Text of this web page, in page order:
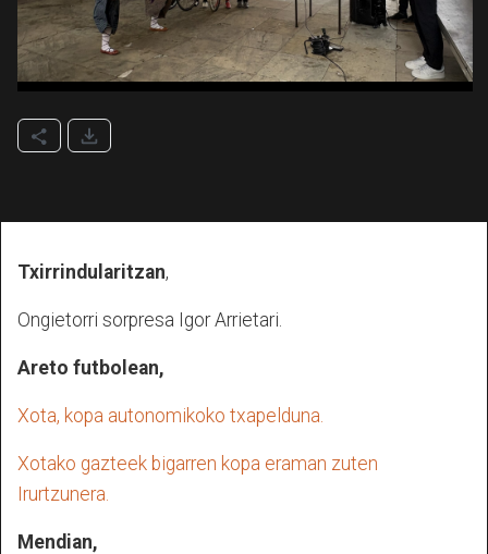
Txirrindularitzan,
Ongietorri sorpresa Igor Arrietari.
Areto futbolean,
Xota, kopa autonomikoko txapelduna.
Xotako gazteek bigarren kopa eraman zuten
Irurtzunera.
Mendian,